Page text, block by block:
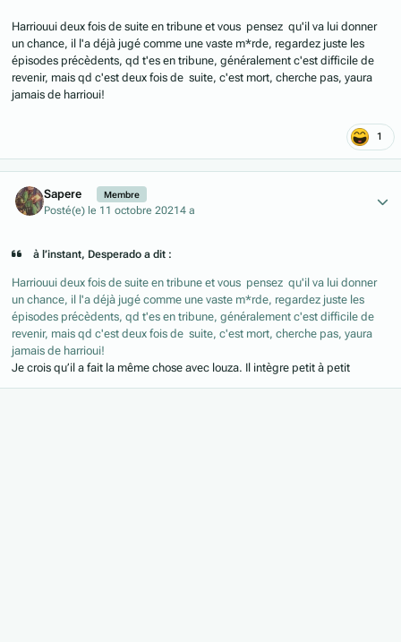
Harriouui deux fois de suite en tribune et vous pensez qu'il va lui donner
un chance, il l'a déjà jugé comme une vaste m*rde, regardez juste les
épisodes précèdents, qd t'es en tribune, généralement c'est difficile de
revenir, mais qd c'est deux fois de suite, c'est mort, cherche pas, yaura
jamais de harrioui!
1
Sapere Membre
Posté(e) le 11 octobre 20214 a
à l’instant, Desperado a dit :
Harriouui deux fois de suite en tribune et vous pensez qu'il va lui donner
un chance, il l'a déjà jugé comme une vaste m*rde, regardez juste les
épisodes précèdents, qd t'es en tribune, généralement c'est difficile de
revenir, mais qd c'est deux fois de suite, c'est mort, cherche pas, yaura
jamais de harrioui!
Je crois qu’il a fait la même chose avec louza. Il intègre petit à petit